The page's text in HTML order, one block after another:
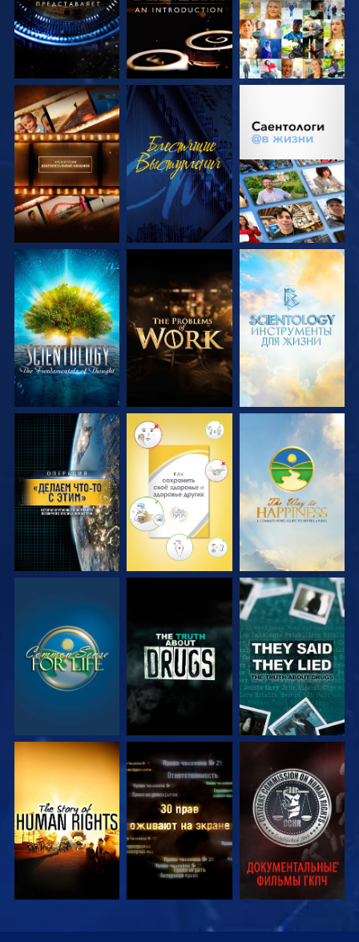
СМОТРЕТЬ
ПЕРЕДАЧИ
СМОТРЕТЬ
СМОТРЕТЬ
СМОТРЕТЬ
ПЕРЕДАЧИ
СМОТРЕТЬ
ПЕРЕДАЧИ
СМОТРЕТЬ
ПЕРЕДАЧИ
СМОТРЕТЬ СМОТРЕТЬ СМОТРЕТЬ
СМОТРЕТЬ СМОТРЕТЬ СМОТРЕТЬ
СМОТРЕТЬ СМОТРЕТЬ СМОТРЕТЬ